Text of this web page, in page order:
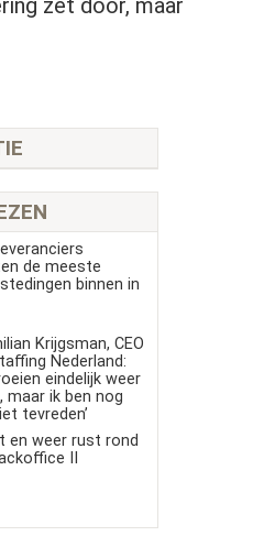
zet door, maar
de meeste
binnen in
Krijgsman, CEO
Nederland:
eindelijk weer
maar ik ben nog
tevreden’
en weer rust rond
II